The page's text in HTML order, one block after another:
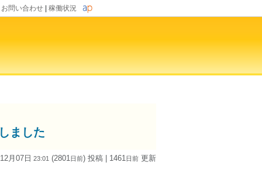
お問い合わせ 稼働状況
ました
月07日 23:01 (2801日前) 投稿 | 1461日前 更新